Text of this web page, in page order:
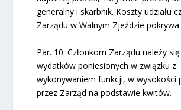
generalny i skarbnik. Koszty udziału
Zarządu w Walnym Zjeździe pokrywa
Par. 10. Członkom Zarządu należy
wydatków poniesionych w związku z
wykonywaniem funkcji, w wysokości
przez Zarząd na podstawie kwitów.